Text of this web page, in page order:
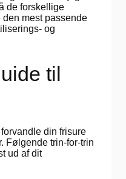
de forskellige
mest passende
og
til
din frisure
Følgende trin-for-trin
ud af dit